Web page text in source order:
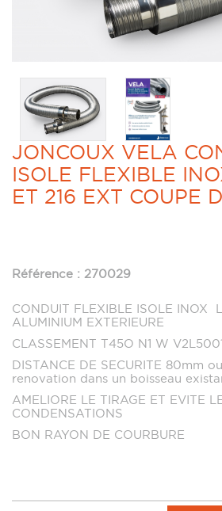
JONCOUX VELA
ISOLE FLEXIBLE
ET 216 EXT COUPE
Référence : 270029
CONDUIT FLEXIBLE ISOLE INOX
ALUMINIUM EXTERIEURE
CLASSEMENT T45O N1 W
DISTANCE DE SECURITE 80mm
renovation dans un boisseau
AMELIORE LE TIRAGE ET EVITE
CONDENSATIONS
BON RAYON DE COURBURE